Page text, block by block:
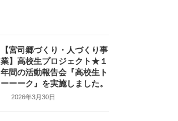
【宮司郷づくり・人づくり事
業】高校生プロジェクト★１
年間の活動報告会『高校生ト
ーーーク』を実施しました。
2026年3月30日